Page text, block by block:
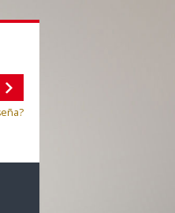
Acceder